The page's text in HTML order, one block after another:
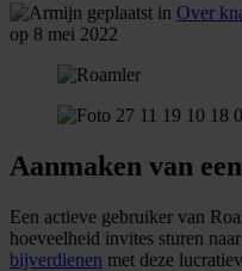
geplaatst in Over
op 8 mei 2022
Aanmaken van
Een actieve gebruiker van
hoeveelheid invites sturen
bijverdienen met deze